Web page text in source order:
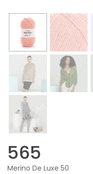
565
Merino De Luxe 50